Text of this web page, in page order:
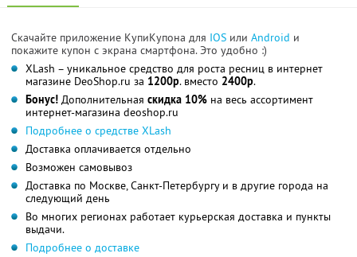
Скачайте приложение КупиКупона для IOS или Android и
покажите купон с экрана смартфона. Это удобно :)
XLash – уникальное средство для роста ресниц в интернет
магазине DeoShop.ru за 1200р. вместо 2400р.
Бонус! Дополнительная скидка 10% на весь ассортимент
интернет-магазина deoshop.ru
Подробнее о средстве XLash
Доставка оплачивается отдельно
Возможен самовывоз
Доставка по Москве, Санкт-Петербургу и в другие города на
следующий день
Во многих регионах работает курьерская доставка и пункты
выдачи.
Подробнее о доставке